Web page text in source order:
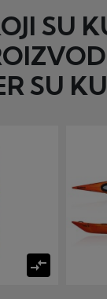
SU
SU
compare_arrows